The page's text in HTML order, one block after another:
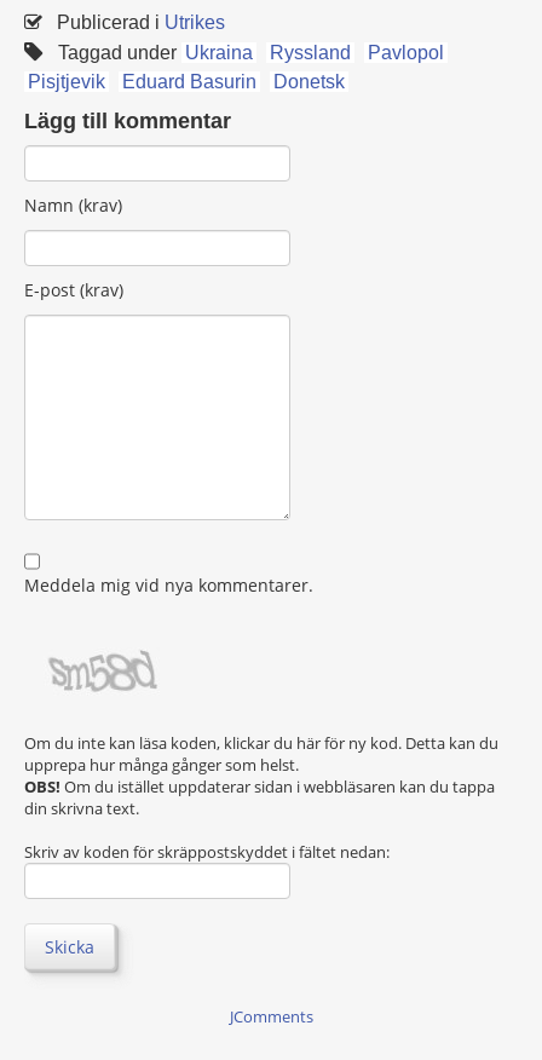
Publicerad i Utrikes
Taggad under Ukraina Ryssland
Pavlopol
Pisjtjevik
Eduard Basurin Donetsk
Lägg till kommentar
Namn (krav)
E-post (krav)
Meddela mig vid nya kommentarer.
Om du inte kan läsa koden, klickar du här för ny kod. Detta kan du
upprepa hur många gånger som helst.
OBS! Om du istället uppdaterar sidan i webbläsaren kan du tappa
din skrivna text.
Skriv av koden för skräppostskyddet i fältet nedan:
Skicka
JComments